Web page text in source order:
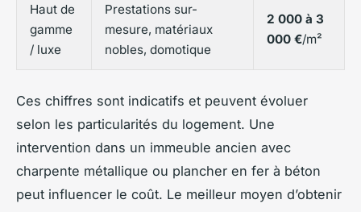
Haut de
gamme
/ luxe
Prestations sur-
mesure, matériaux
nobles, domotique
2 000 à 3
000 €/m²
Ces chiffres sont indicatifs et peuvent évoluer
selon les particularités du logement. Une
intervention dans un immeuble ancien avec
charpente métallique ou plancher en fer à béton
peut influencer le coût. Le meilleur moyen d’obtenir